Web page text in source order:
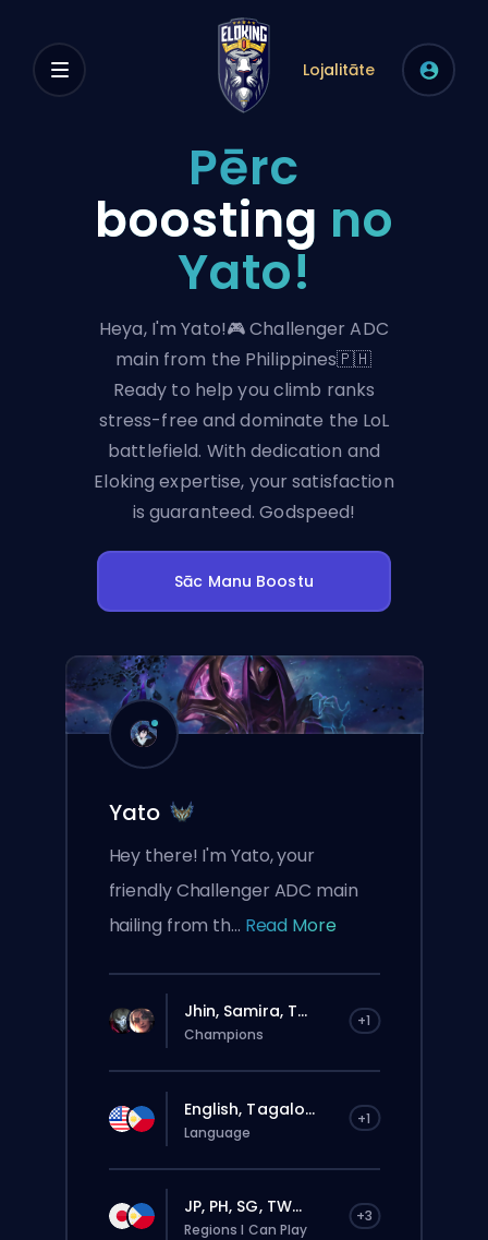
Lojalitāte
Pērc
boosting no
Yato!
Heya, I'm Yato!🎮 Challenger ADC
main from the Philippines🇵🇭
Ready to help you climb ranks
stress-free and dominate the LoL
battlefield. With dedication and
Eloking expertise, your satisfaction
is guaranteed. Godspeed!
Sāc Manu Boostu
Yato
Hey there! I'm Yato, your
friendly Challenger ADC main
hailing from th... Read More
Jhin, Samira, T... +1
Champions
English, Tagalo... +1
Language
JP, PH, SG, TW... +3
Regions I Can Play